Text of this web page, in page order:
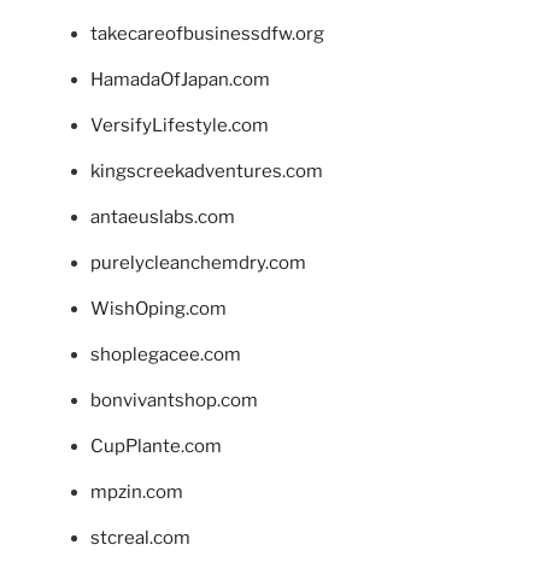
takecareofbusinessdfw.org
HamadaOfJapan.com
VersifyLifestyle.com
kingscreekadventures.com
antaeuslabs.com
purelycleanchemdry.com
WishOping.com
shoplegacee.com
bonvivantshop.com
CupPlante.com
mpzin.com
stcreal.com